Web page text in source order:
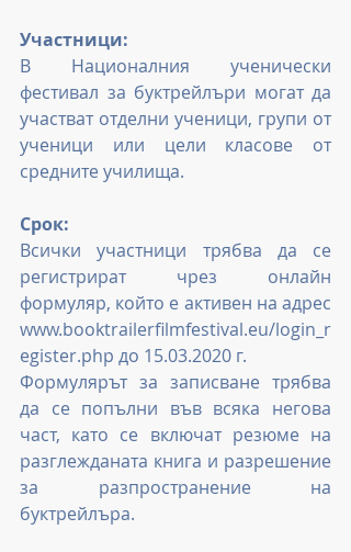
Участници:
В Националния ученически
фестивал за буктрейлъри могат да
участват отделни ученици, групи от
ученици или цели класове от
средните училища.
Срок:
Всички участници трябва да се
регистрират чрез онлайн
формуляр, който е активен на адрес
www.booktrailerfilmfestival.eu/login_r
egister.php до 15.03.2020 г.
Формулярът за записване трябва
да се попълни във всяка негова
част, като се включат резюме на
разглежданата книга и разрешение
за разпространение на
буктрейлъра.